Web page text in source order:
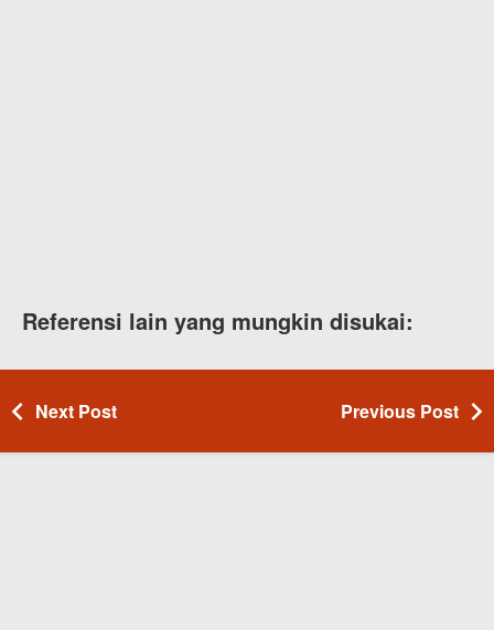
Referensi lain yang mungkin disukai:
Next Post Previous Post